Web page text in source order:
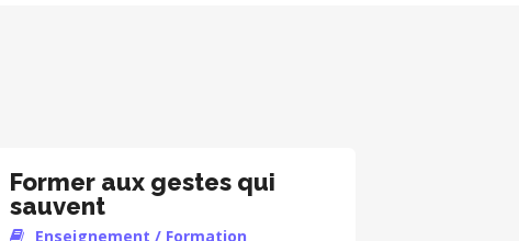
Former aux gestes qui
sauvent
Enseignement / Formation